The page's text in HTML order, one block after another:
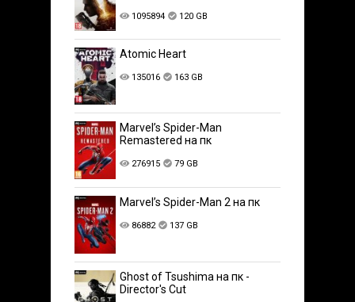
1095894 120 GB
Atomic Heart
135016 163 GB
Marvel’s Spider-Man
Remastered на пк
276915 79 GB
Marvel’s Spider-Man 2 на пк
86882 137 GB
Ghost of Tsushima на пк -
Director's Cut